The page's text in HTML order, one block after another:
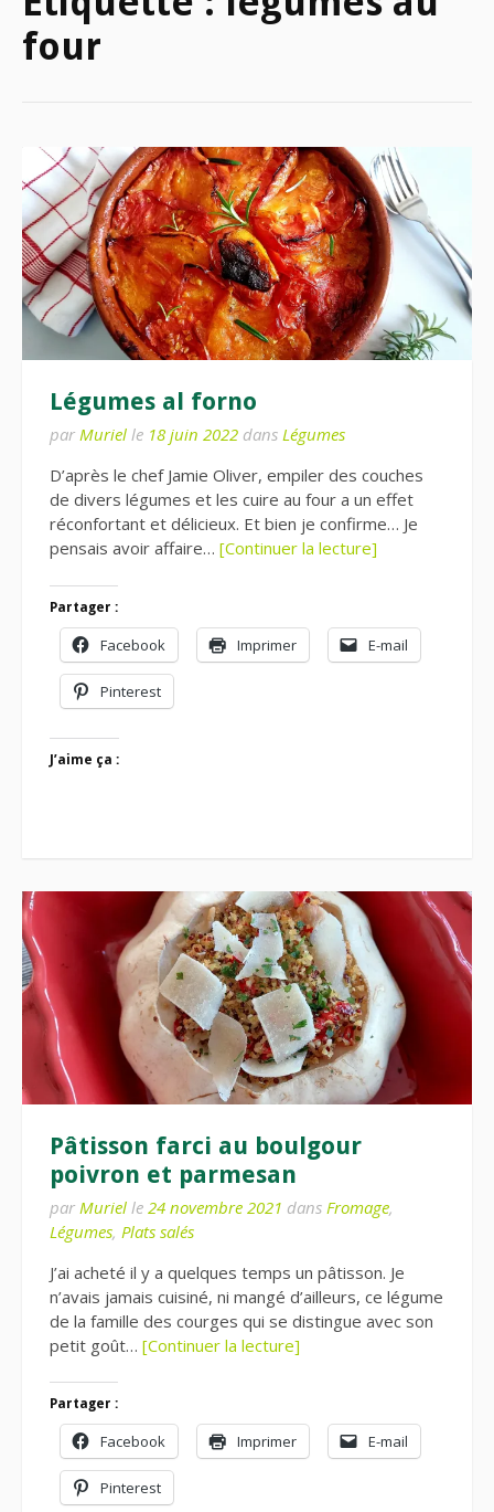
four
Légumes al forno
par Muriel le 18 juin 2022 dans Légumes
D’après le chef Jamie Oliver, empiler des couches
de divers légumes et les cuire au four a un effet
réconfortant et délicieux. Et bien je confirme… Je
pensais avoir affaire… [Continuer la lecture]
Partager :
Facebook Imprimer E-mail
Pinterest
J’aime ça :
Pâtisson farci au boulgour
poivron et parmesan
par Muriel le 24 novembre 2021 dans Fromage,
Légumes, Plats salés
J’ai acheté il y a quelques temps un pâtisson. Je
n’avais jamais cuisiné, ni mangé d’ailleurs, ce légume
de la famille des courges qui se distingue avec son
petit goût… [Continuer la lecture]
Partager :
Facebook Imprimer E-mail
Pinterest